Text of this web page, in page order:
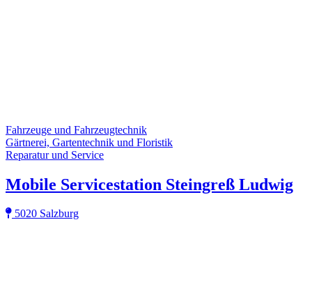
Fahrzeuge und Fahrzeugtechnik
Gärtnerei, Gartentechnik und Floristik
Reparatur und Service
Mobile Servicestation Steingreß Ludwig
5020 Salzburg